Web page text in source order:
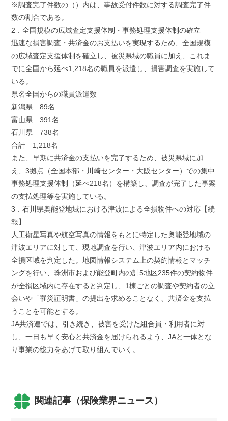
※調査完了件数の（）内は、事故受付件数に対する調査完了件
数の割合である。
2．全国規模の広域査定支援体制・事務処理支援体制の確立
迅速な損害調査・共済金のお支払いを実現するため、全国規模
の広域査定支援体制を確立し、被災県域の職員に加え、これま
でに全国から延べ1,218名の職員を派遣し、損害調査を実施して
いる。
県名全国からの職員派遣数
新潟県 89名
富山県 391名
石川県 738名
合計 1,218名
また、早期に共済金の支払いを完了するため、被災県域に加
え、3拠点（全国本部・川崎センター・大阪センター）での集中
事務処理支援体制（延べ218名）を構築し、調査が完了した事案
の支払処理等を実施している。
3．石川県奥能登地域における津波による全損物件への対応【続
報】
人工衛星写真や航空写真の情報をもとに特定した奥能登地域の
津波エリアに対して、現地調査を行い、津波エリア内における
全損区域を判定した。地図情報システム上の契約情報とマッチ
ングを行い、珠洲市および能登町内の計5地区235件の契約物件
が全損区域内に存在すると判定し、1棟ごとの調査や契約者の立
会いや「罹災証明書」の提出を求めることなく、共済金を支払
うことを可能とする。
JA共済連では、引き続き、被害を受けた組合員・利用者に対
し、一日も早く安心と共済金を届けられるよう、JAと一体とな
り事業の総力をあげて取り組んでいく。
関連記事（保険業界ニュース）